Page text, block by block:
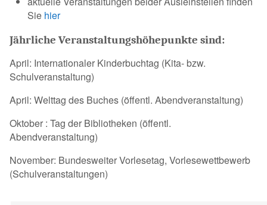
Sie hier
Jährliche Veranstaltungshöhepunkte sind:
April: Internationaler Kinderbuchtag (Kita- bzw.
Schulveranstaltung)
April: Welttag des Buches (öffentl. Abendveranstaltung)
Oktober : Tag der Bibliotheken (öffentl.
Abendveranstaltung)
November: Bundesweiter Vorlesetag, Vorlesewettbewerb
(Schulveranstaltungen)